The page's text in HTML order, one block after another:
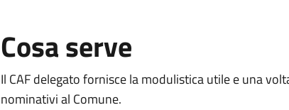
Cosa serve
Il CAF delegato fornisce la modulistica utile e una
nominativi al Comune.